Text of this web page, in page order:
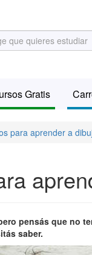
Gratis
para aprender a
pensás que no
saber.